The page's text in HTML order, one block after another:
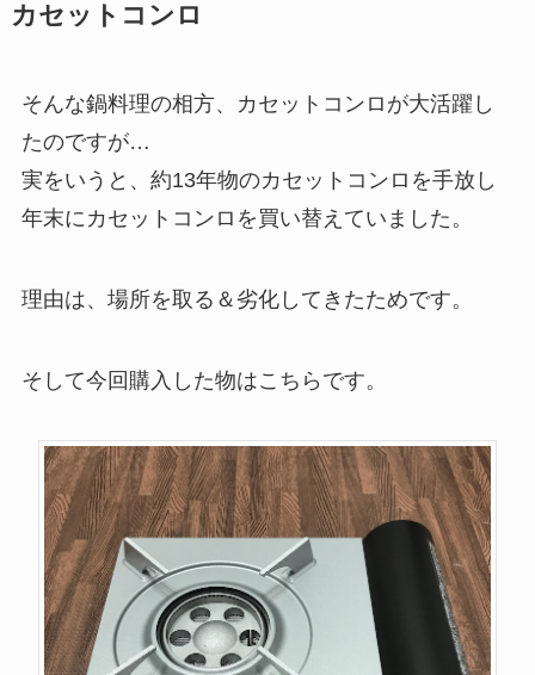
カセットコンロ
そんな鍋料理の相方、カセットコンロが大活躍し
たのですが…
実をいうと、約13年物のカセットコンロを手放し
年末にカセットコンロを買い替えていました。
理由は、場所を取る＆劣化してきたためです。
そして今回購入した物はこちらです。